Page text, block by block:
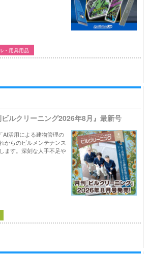
・用具用品
ビルクリーニング2026年8月』最新号
AI活用による建物管理の
からのビルメンテナンス
ます。深刻な人手不足や